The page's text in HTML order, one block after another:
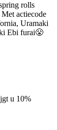
rolls
actiecode
Uramaki
Ebi furai😤
u 10%